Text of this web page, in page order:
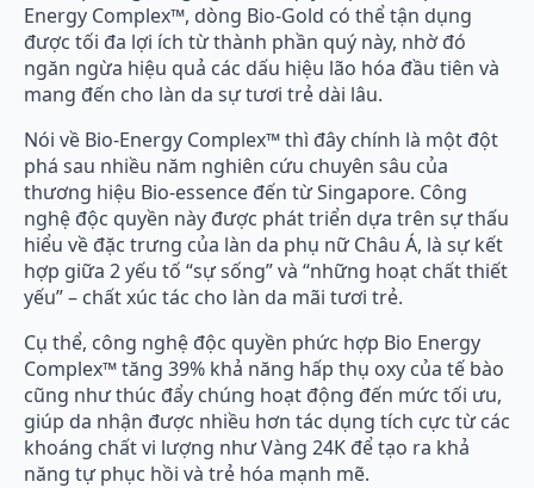
Energy Complex™, dòng Bio-Gold có thể tận dụng
được tối đa lợi ích từ thành phần quý này, nhờ đó
ngăn ngừa hiệu quả các dấu hiệu lão hóa đầu tiên và
mang đến cho làn da sự tươi trẻ dài lâu.
Nói về Bio-Energy Complex™ thì đây chính là một đột
phá sau nhiều năm nghiên cứu chuyên sâu của
thương hiệu Bio-essence đến từ Singapore. Công
nghệ độc quyền này được phát triển dựa trên sự thấu
hiểu về đặc trưng của làn da phụ nữ Châu Á, là sự kết
hợp giữa 2 yếu tố “sự sống” và “những hoạt chất thiết
yếu” – chất xúc tác cho làn da mãi tươi trẻ.
Cụ thể, công nghệ độc quyền phức hợp Bio Energy
Complex™ tăng 39% khả năng hấp thụ oxy của tế bào
cũng như thúc đẩy chúng hoạt động đến mức tối ưu,
giúp da nhận được nhiều hơn tác dụng tích cực từ các
khoáng chất vi lượng như Vàng 24K để tạo ra khả
năng tự phục hồi và trẻ hóa mạnh mẽ.